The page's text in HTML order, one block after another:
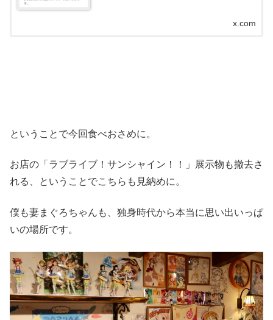
x.com
ということで今回食べおさめに。
お店の「ラブライブ！サンシャイン！！」展示物も撤去さ
れる、ということでこちらも見納めに。
僕も妻まぐろちゃんも、独身時代から本当に思い出いっぱ
いの場所です。